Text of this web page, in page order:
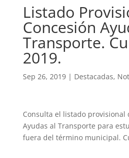
Listado
Concesión
Transporte.
2019.
Sep 26, 2019| Destacadas,
Consulta el listado provisional
Ayudas al Transporte para
fuera del término municipal.